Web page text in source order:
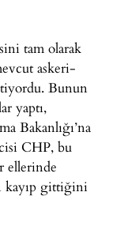
tam olarak
askeri-
Bunun
yaptı,
Bakanlığı’na
CHP, bu
ellerinde
kayıp gittiğini